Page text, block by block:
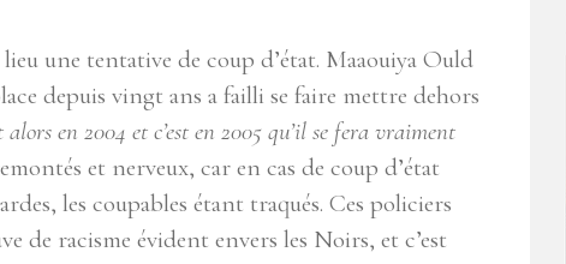
une tentative de coup d’état. Maaouiya Ould
depuis vingt ans a failli se faire mettre dehors
alors en 2004 et c’est en 2005 qu’il se fera vraiment
et nerveux, car en cas de coup d’état
les coupables étant traqués. Ces policiers
de racisme évident envers les Noirs, et c’est